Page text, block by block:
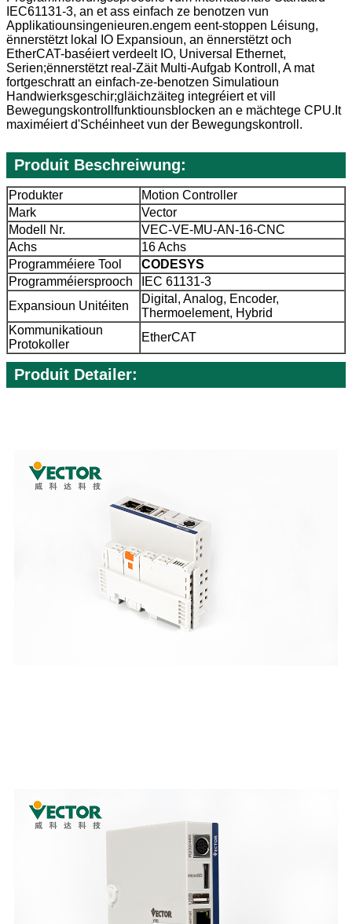
IEC61131-3, an et ass einfach ze benotzen vun
Applikatiounsingenieuren.engem eent-stoppen Léisung,
ënnerstëtzt lokal IO Expansioun, an ënnerstëtzt och
EtherCAT-baséiert verdeelt IO, Universal Ethernet,
Serien;ënnerstëtzt real-Zäit Multi-Aufgab Kontroll, A mat
fortgeschratt an einfach-ze-benotzen Simulatioun
Handwierksgeschir;gläichzäiteg integréiert et vill
Bewegungskontrollfunktiounsblocken an e mächtege CPU.It
maximéiert d'Schéinheet vun der Bewegungskontroll.
Produit Beschreiwung:
Produkter
Motion Controller
Mark
Vector
Modell Nr.
VEC-VE-MU-AN-16-CNC
Achs
16 Achs
Programméiere Tool
CODESYS
Programméiersprooch
IEC 61131-3
Expansioun Unitéiten
Digital, Analog, Encoder,
Thermoelement, Hybrid
Kommunikatioun
Protokoller
EtherCAT
Produit Detailer: